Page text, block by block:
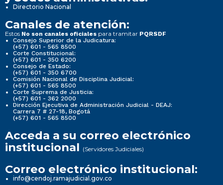
Directorio Nacional
Canales de atención:
Estos No son canales oficiales para tramitar PQRSDF
Consejo Superior de la Judicatura:
(+57) 601 - 565 8500
Corte Constitucional:
(+57) 601 - 350 6200
Consejo de Estado:
(+57) 601 - 350 6700
Comisión Nacional de Disciplina Judicial:
(+57) 601 - 565 8500
Corte Suprema de Justicia:
(+57) 601 - 362 2000
Dirección Ejecutiva de Administración Judicial - DEAJ:
Carrera 7 # 27-18, Bogotá
(+57) 601 - 565 8500
Acceda a su correo electrónico
institucional (Servidores Judiciales)
Correo electrónico institucional:
info@cendoj.ramajudicial.gov.co